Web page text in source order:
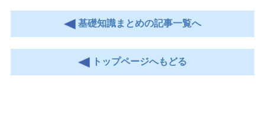
基礎知識まとめの記事一覧へ
トップページへもどる